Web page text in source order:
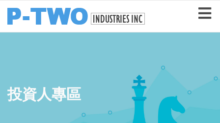
投資人專區